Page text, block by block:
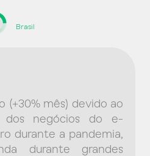
Brasil
mês) devido ao
dos negócios do e-
durante a pandemia,
durante grandes